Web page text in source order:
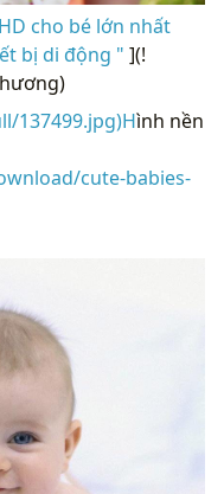
cho bé lớn nhất
bị di động " ](!
137499.jpg)Hình nền
cute-babies-